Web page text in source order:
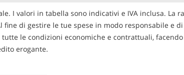
I valori in tabella sono indicativi e IVA inclusa. La
di gestire le tue spese in modo responsabile
le condizioni economiche e contrattuali,
erogante.